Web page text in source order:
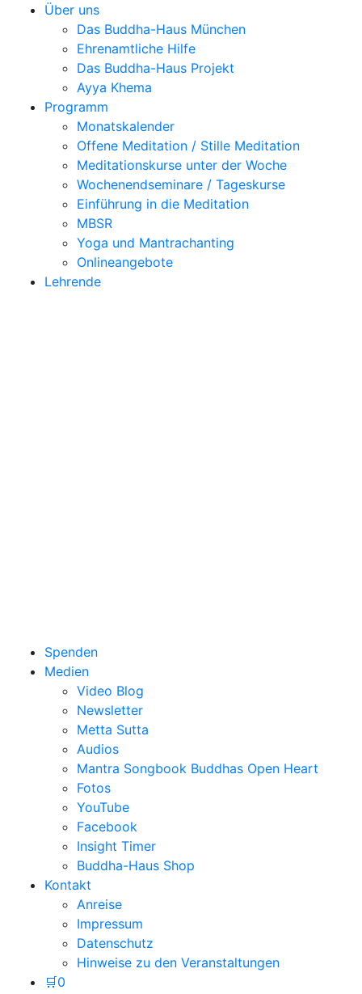
Über uns
Das Buddha-Haus München
Ehrenamtliche Hilfe
Das Buddha-Haus Projekt
Ayya Khema
Programm
Monatskalender
Offene Meditation / Stille Meditation
Meditationskurse unter der Woche
Wochenendseminare / Tageskurse
Einführung in die Meditation
MBSR
Yoga und Mantrachanting
Onlineangebote
Lehrende
Spenden
Medien
Video Blog
Newsletter
Metta Sutta
Audios
Mantra Songbook Buddhas Open Heart
Fotos
YouTube
Facebook
Insight Timer
Buddha-Haus Shop
Kontakt
Anreise
Impressum
Datenschutz
Hinweise zu den Veranstaltungen
🛒0